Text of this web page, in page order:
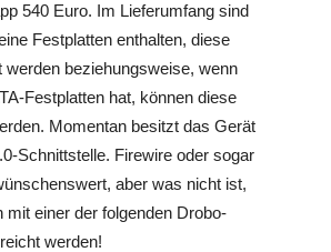
540 Euro. Im Lieferumfang sind
Festplatten enthalten, diese
beziehungsweise, wenn
Festplatten hat, können diese
Momentan besitzt das Gerät
Schnittstelle. Firewire oder sogar
aber was nicht ist,
mit einer der folgenden Drobo-
werden!